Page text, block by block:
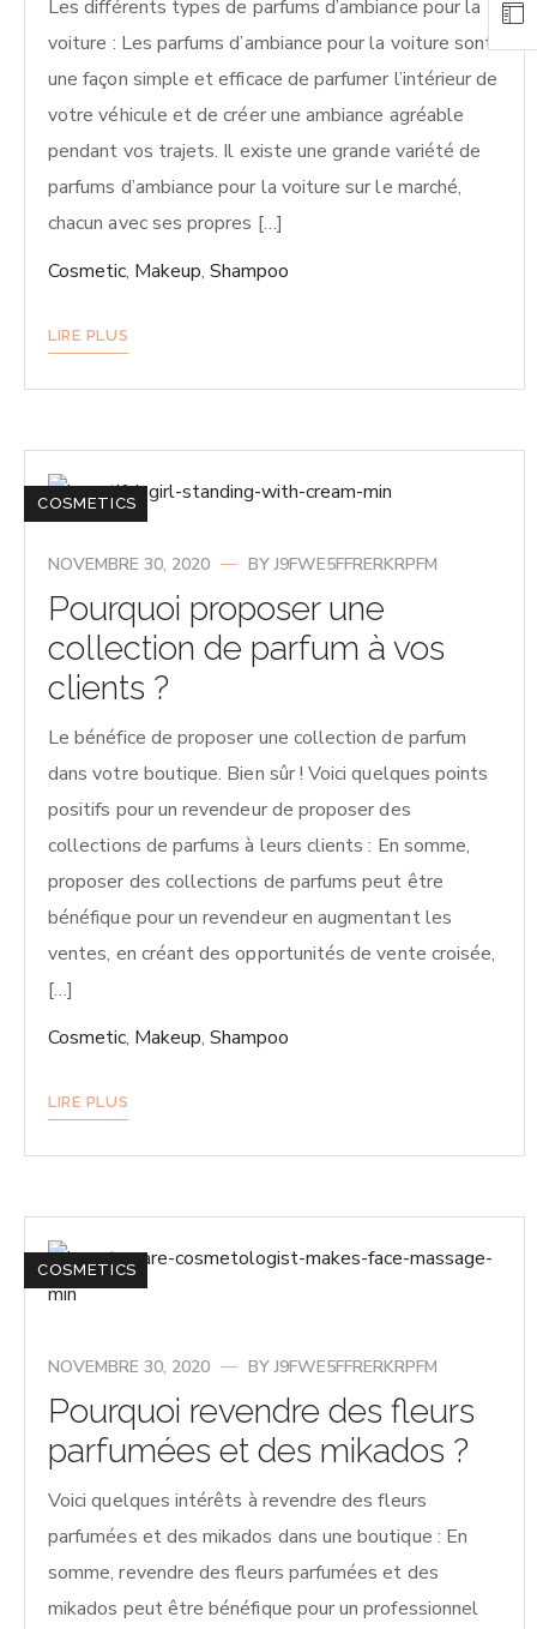
Les différents types de parfums d’ambiance pour la
voiture : Les parfums d’ambiance pour la voiture sont
une façon simple et efficace de parfumer l’intérieur de
votre véhicule et de créer une ambiance agréable
pendant vos trajets. Il existe une grande variété de
parfums d’ambiance pour la voiture sur le marché,
chacun avec ses propres […]
Cosmetic, Makeup, Shampoo
LIRE PLUS
COSMETICS
NOVEMBRE 30, 2020 BYJ9FWE5FFRERKRPFM
Pourquoi proposer une
collection de parfum à vos
clients ?
Le bénéfice de proposer une collection de parfum
dans votre boutique. Bien sûr ! Voici quelques points
positifs pour un revendeur de proposer des
collections de parfums à leurs clients : En somme,
proposer des collections de parfums peut être
bénéfique pour un revendeur en augmentant les
ventes, en créant des opportunités de vente croisée,
[…]
Cosmetic, Makeup, Shampoo
LIRE PLUS
COSMETICS
NOVEMBRE 30, 2020 BYJ9FWE5FFRERKRPFM
Pourquoi revendre des fleurs
parfumées et des mikados ?
Voici quelques intérêts à revendre des fleurs
parfumées et des mikados dans une boutique : En
somme, revendre des fleurs parfumées et des
mikados peut être bénéfique pour un professionnel